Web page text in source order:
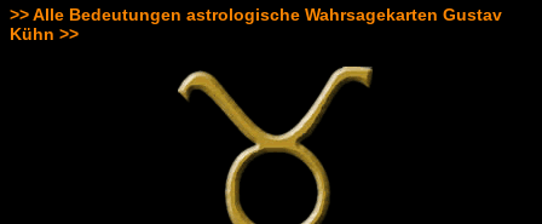
>> Alle Bedeutungen astrologische Wahrsagekarten Gustav
Kühn >>